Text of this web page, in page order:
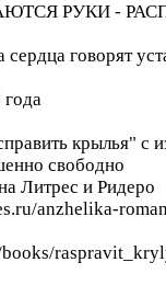
РУКИ -
сердца говорят
года
крылья" с
свободно
Литрес и Ридеро
anzhelika-